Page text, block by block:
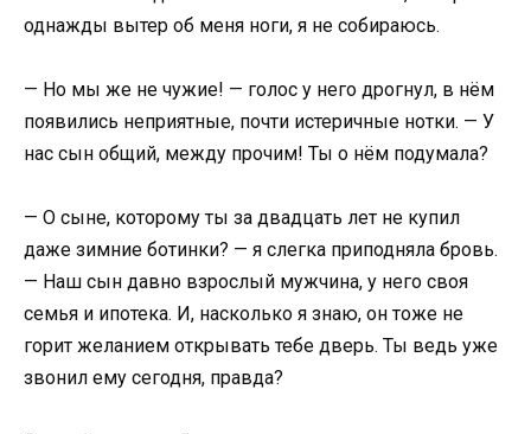
однажды вытер об меня ноги, я не собираюсь.
— Но мы же не чужие! — голос у него дрогнул, в нём
появились неприятные, почти истеричные нотки. — У
нас сын общий, между прочим! Ты о нём подумала?
— О сыне, которому ты за двадцать лет не купил
даже зимние ботинки? — я слегка приподняла бровь.
— Наш сын давно взрослый мужчина, у него своя
семья и ипотека. И, насколько я знаю, он тоже не
горит желанием открывать тебе дверь. Ты ведь уже
звонил ему сегодня, правда?